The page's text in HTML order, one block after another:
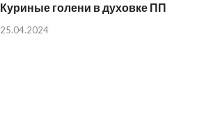
Куриные голени в духовке ПП
25.04.2024